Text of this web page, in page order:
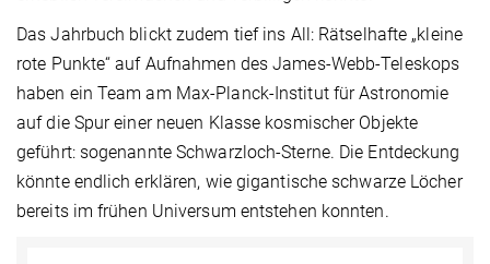
Das Jahrbuch blickt zudem tief ins All: Rätselhafte „kleine
rote Punkte“ auf Aufnahmen des James-Webb-Teleskops
haben ein Team am Max-Planck-Institut für Astronomie
auf die Spur einer neuen Klasse kosmischer Objekte
geführt: sogenannte Schwarzloch-Sterne. Die Entdeckung
könnte endlich erklären, wie gigantische schwarze Löcher
bereits im frühen Universum entstehen konnten.